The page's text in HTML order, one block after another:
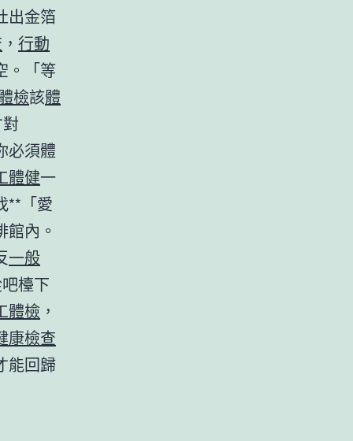
出金箔
， 行動
。「等
檢該體
必須體
體健一
**「愛
館內。
一般
檯下
體檢 ，
康檢查
能回歸